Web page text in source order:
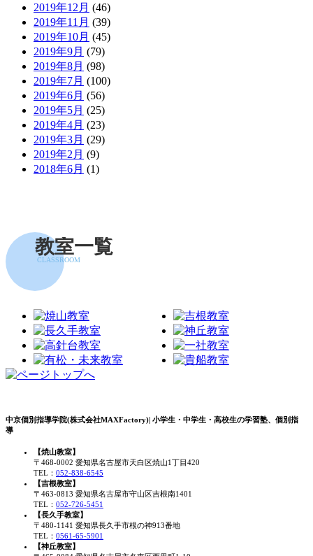
2019年12月 (46)
2019年11月 (39)
2019年10月 (45)
2019年9月 (79)
2019年8月 (98)
2019年7月 (100)
2019年6月 (56)
2019年5月 (25)
2019年4月 (23)
2019年3月 (29)
2019年2月 (9)
2018年6月 (1)
教室一覧
CLASSROOM
中京個別指導学院(株式会社MAXFactory)| 小学生・中学生・高校生の学習塾、個別指
導
【焼山教室】
〒468-0002 愛知県名古屋市天白区焼山1丁目420
TEL： 052-838-6545
【吉根教室】
〒463-0813 愛知県名古屋市守山区吉根南1401
TEL： 052-726-5451
【長久手教室】
〒480-1141 愛知県長久手市根の神913番地
TEL： 0561-65-5901
【神丘教室】